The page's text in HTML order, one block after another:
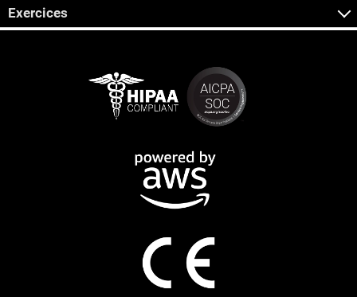
Exercices